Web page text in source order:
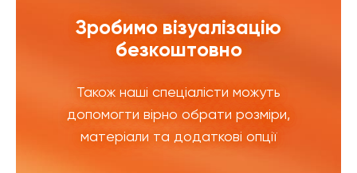
Зробимо візуалізацію
безкоштовно
Також наші спеціалісти можуть
допомогти вірно обрати розміри,
матеріали та додаткові опції